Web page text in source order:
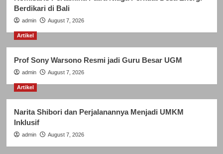
Berdikari di Bali
admin August 7, 2026
Artikel
Prof Sony Warsono Resmi jadi Guru Besar UGM
admin August 7, 2026
Artikel
Narita Shibori dan Perjalanannya Menjadi UMKM
Inklusif
admin August 7, 2026